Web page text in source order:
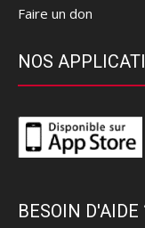
Faire un don
NOS
BESOIN D'AIDE